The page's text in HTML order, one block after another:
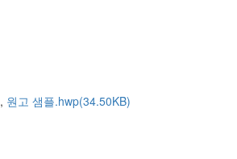
, 원고 샘플.hwp(34.50KB)